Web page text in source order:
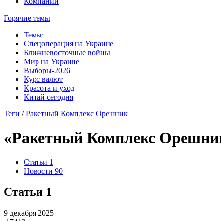
Горячие темы
Темы:
Спецоперация на Украине
Ближневосточные войны
Мир на Украине
Выборы-2026
Курс валют
Красота и уход
Китай сегодня
Теги /Ракетный Комплекс Орешник
«Ракетный Комплекс
Статьи 1
Новости 90
Статьи 1
9 декабря 2025